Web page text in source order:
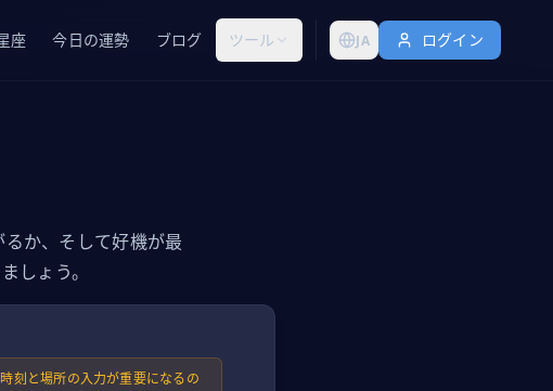
座 今日の運勢 ブログ ツール JA ログイン
か、そして好機が最
しょう。
刻と場所の入力が重要になるの